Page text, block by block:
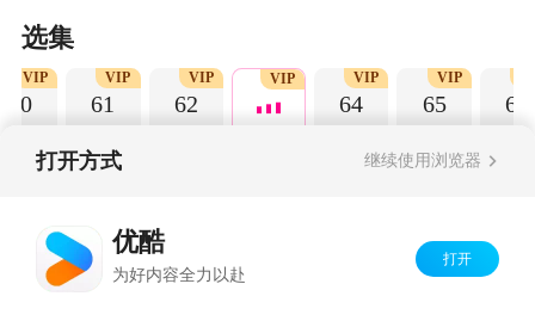
选集
60
VIP
61
VIP
62
VIP VIP
64
VIP
65
VIP
66
打开方式 继续使用浏览器
优酷
为好内容全力以赴
打开